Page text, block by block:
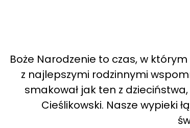
Boże Narodzenie to czas, w
z najlepszymi rodzinnymi
smakował jak ten z
Cieślikowski. Nasze wypieki